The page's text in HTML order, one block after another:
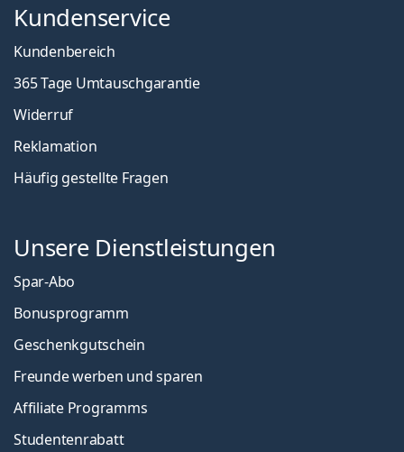
Kundenservice
Kundenbereich
365 Tage Umtauschgarantie
Widerruf
Reklamation
Häufig gestellte Fragen
Unsere Dienstleistungen
Spar-Abo
Bonusprogramm
Geschenkgutschein
Freunde werben und sparen
Affiliate Programms
Studentenrabatt